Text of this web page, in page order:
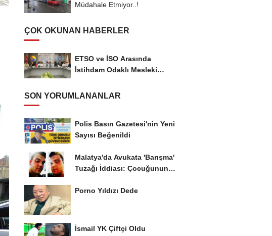
Müdahale Etmiyor..!
ÇOK OKUNAN HABERLER
ETSO ve İSO Arasında
İstihdam Odaklı Mesleki
SON YORUMLANANLAR
Polis Basın Gazetesi'nin Yeni
Sayısı Beğenildi
Malatya'da Avukata 'Barışma'
Tuzağı İddiası: Çocuğunun
Porno Yıldızı Dede
İsmail YK Çiftçi Oldu